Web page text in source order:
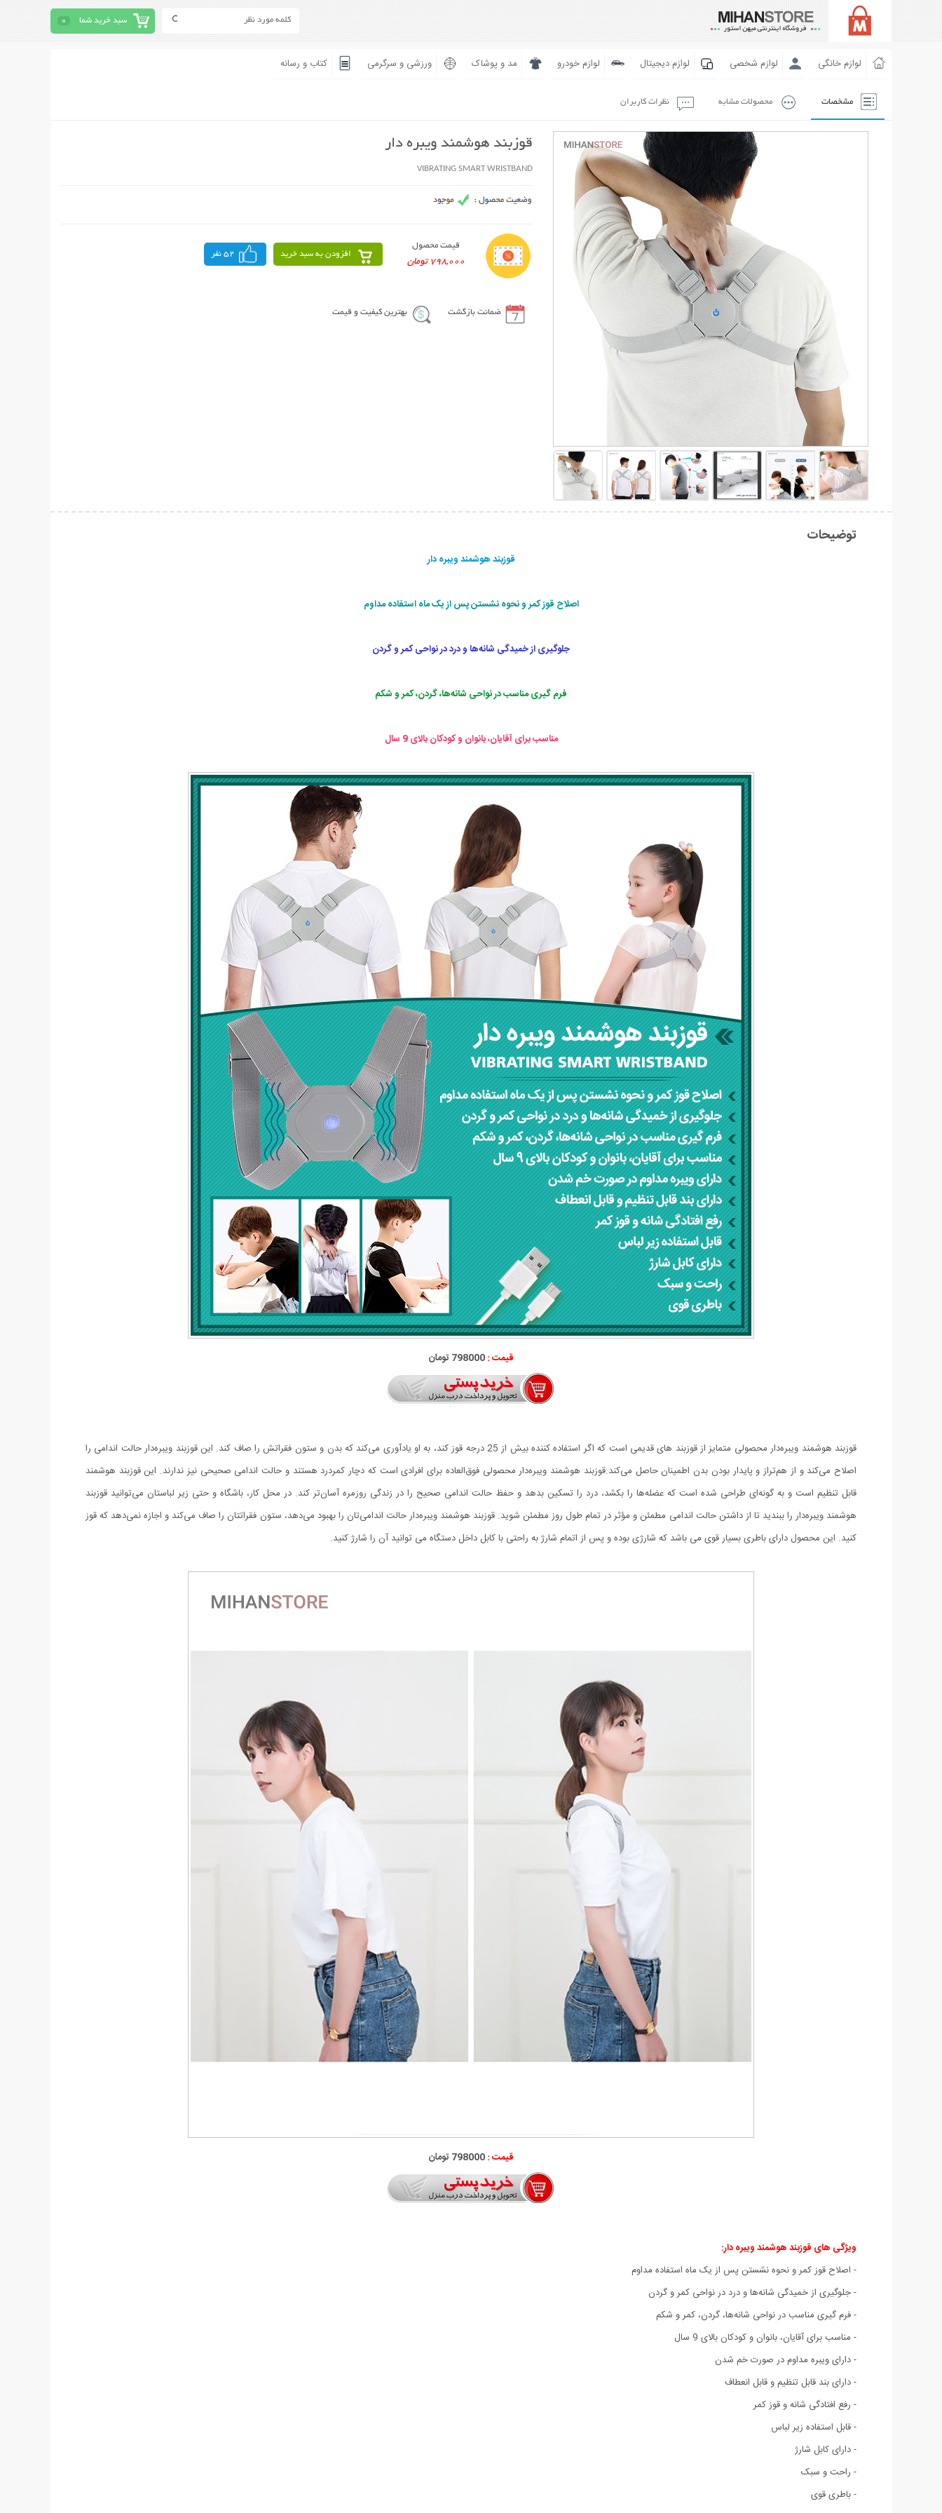
سبد خرید شما 0
لوازم خانگی لوازم شخصی لوازم دیجیتال لوازم خودرو مد و پوشاک ورزشی و سرگرمی کتاب و رسانه
مشخصات محصولات مشابه نظرات کاربران
قوزبند هوشمند ویبره دار
VIBRATING SMART WRISTBAND
قیمت محصول
798,000 تومان
افزودن به سبد خرید 52 نفر
ضمانت بازگشت بهترین کیفیت و قیمت
توضیحات
قوزبند هوشمند ویبره دار
اصلاح قوز کمر و نحوه نشستن پس از یک ماه استفاده مداوم
جلوگیری از خمیدگی شانه‌ها و درد در نواحی کمر و گردن
فرم گیری مناسب در نواحی شانه‌ها، گردن، کمر و شکم
مناسب برای آقایان، بانوان و کودکان بالای 9 سال
قیمت :798000 تومان
قوزبند هوشمند ویبره‌دار محصولی متمایز از قوزبند های قدیمی است که اگر استفاده‌ کننده بیش از 25 درجه قوز کند، به او یادآوری می‌کند که بدن و ستون فقراتش را صاف کند. این قوزبند ویبره‌دار حالت اندامی را
اصلاح می‌کند و از هم‌تراز و پایدار بودن بدن اطمینان حاصل می‌کند.قوزبند هوشمند ویبره‌دار محصولی فوق‌العاده برای افرادی است که دچار کمردرد هستند و حالت اندامی‌ صحیحی نیز ندارند. این قوزبند هوشمند
قابل تنظیم است و به گونه‌ای طراحی شده است که عضله‌ها را بکشد، درد را تسکین بدهد و حفظ حالت اندامی صحیح را در زندگی روزمره آسان‌تر کند. در محل کار، باشگاه و حتی زیر لباستان می‌توانید قوزبند
هوشمند ویبره‌دار را ببندید تا از داشتن حالت اندامی مطمئن و مؤثر در تمام طول روز مطمئن شوید. قوزبند هوشمند ویبره‌دار حالت اندامی‌تان را بهبود می‌دهد، ستون فقراتتان را صاف می‌کند و اجازه نمی‌دهد که قوز
کنید. این محصول دارای باطری بسیار قوی می باشد که شارژی بوده و پس از اتمام شارژ به راحتی با کابل داخل دستگاه می توانید آن را شارژ کنید.
قیمت :798000 تومان
ویژگی های قوزبند هوشمند ویبره دار:
- اصلاح قوز کمر و نحوه نشستن پس از یک ماه استفاده مداوم
- جلوگیری از خمیدگی شانه‌ها و درد در نواحی کمر و گردن
- فرم گیری مناسب در نواحی شانه‌ها، گردن، کمر و شکم
- مناسب برای آقایان، بانوان و کودکان بالای 9 سال
- دارای ویبره مداوم در صورت خم شدن
- دارای بند قابل تنظیم و قابل انعطاف
- رفع افتادگی شانه و قوز کمر
- قابل استفاده زیر لباس
- دارای کابل شارژ
- راحت و سبک
- باطری قوی